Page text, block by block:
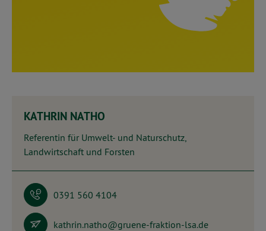
KATHRIN NATHO
Referentin für Umwelt- und Naturschutz,
Landwirtschaft und Forsten
0391 560 4104
kathrin.natho@gruene-fraktion-lsa.de